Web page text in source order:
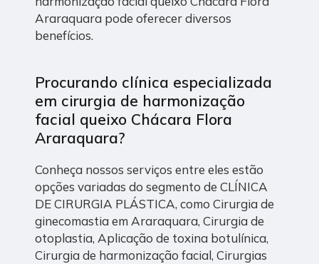
Araraquara pode oferecer diversos
benefícios.
Procurando clínica especializada
em cirurgia de harmonização
facial queixo Chácara Flora
Araraquara?
Conheça nossos serviços entre eles estão
opções variadas do segmento de CLÍNICA
DE CIRURGIA PLÁSTICA, como Cirurgia de
ginecomastia em Araraquara, Cirurgia de
otoplastia, Aplicação de toxina botulínica,
Cirurgia de harmonização facial, Cirurgias